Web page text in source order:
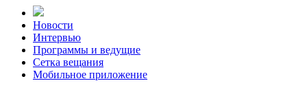
Новости
Интервью
Программы и ведущие
Сетка вещания
Мобильное приложение